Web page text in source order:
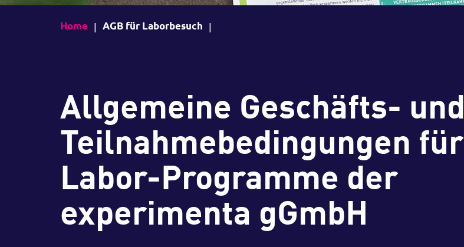
Home AGB für Laborbesuch
Allgemeine Geschäfts- und
Teilnahmebedingungen für
Labor-Programme der
experimenta gGmbH